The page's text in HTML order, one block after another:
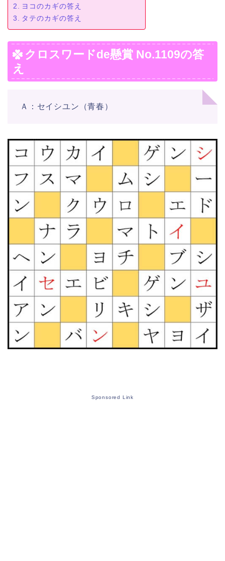
ヨコのカギの答え
タテのカギの答え
クロスワードde懸賞 No.1109の答
え
Ａ：セイシユン（青春）
Sponsored Link